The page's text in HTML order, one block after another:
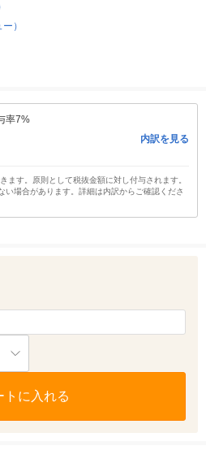
）
率7%
内訳を見る
ます。原則として税抜金額に対し付与されます。
い場合があります。詳細は内訳からご確認くださ
トに入れる